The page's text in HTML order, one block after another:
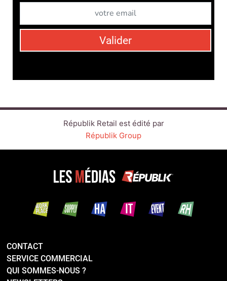
SERVICE COMMERCIAL
SUIVEZ-NOUS : LINKEDINTWITTERFACEBOOK
YOUTUBE
PLAN DU SITE
MENTIONS LÉGALES
POLITIQUE DE CONFIDENTIALITÉ